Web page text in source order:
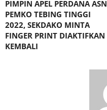
PIMPIN APEL PERDANA ASN
PEMKO TEBING TINGGI
2022, SEKDAKO MINTA
FINGER PRINT DIAKTIFKAN
KEMBALI